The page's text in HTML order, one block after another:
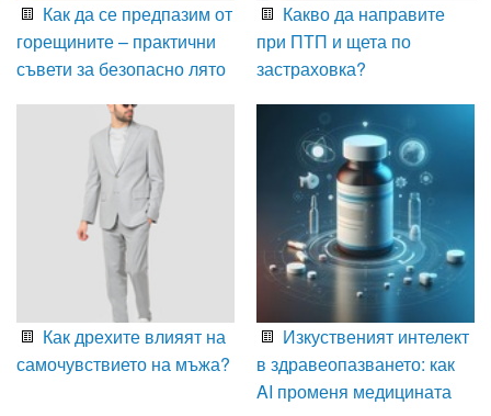
Как да се предпазим от
горещините – практични
съвети за безопасно лято
Какво да направите
при ПТП и щета по
застраховка?
Как дрехите влияят на
самочувствието на мъжа?
Изкуственият интелект
в здравеопазването: как
AI променя медицината